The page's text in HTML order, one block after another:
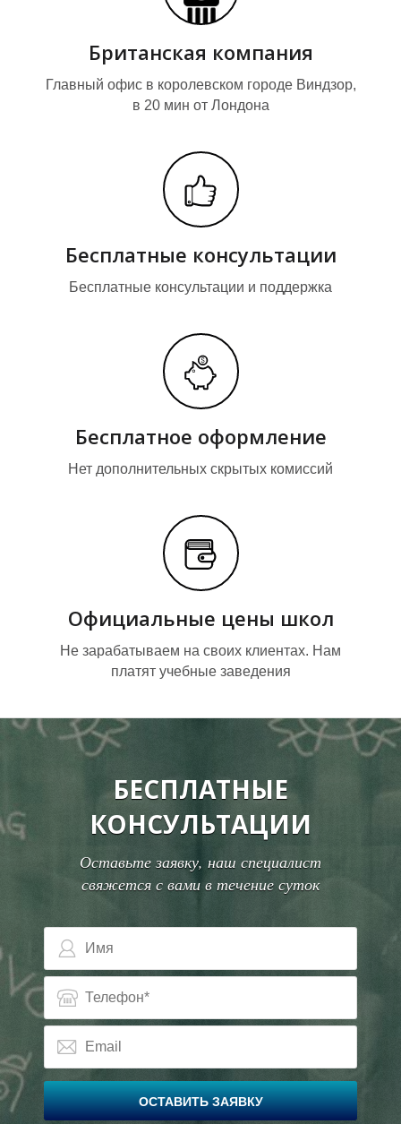
О
С
Т
Британская компания
Главный офис в королевском городе Виндзор,
в 20 мин от Лондона
Бесплатные консультации
Бесплатные консультации и поддержка
Бесплатное оформление
Нет дополнительных скрытых комиссий
Официальные цены школ
Не зарабатываем на своих клиентах. Нам
платят учебные заведения
БЕСПЛАТНЫЕ
КОНСУЛЬТАЦИИ
Оставьте заявку, наш специалист
свяжется с вами в течение суток
ОСТАВИТЬ ЗАЯВКУ